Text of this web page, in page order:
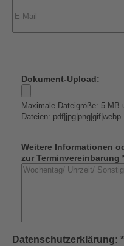
Dokument-Upload:
Maximale Dateigröße: 5 MB
Dateien: pdf|jpg|png|gif|webp
Weitere Informationen
zur Terminvereinbarung
Datenschutzerklärung: *